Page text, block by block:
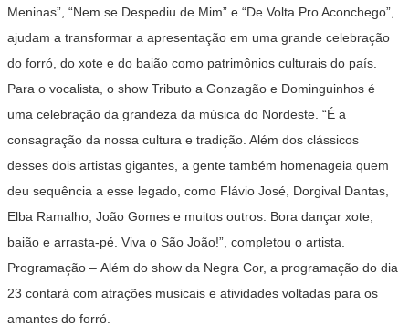
Meninas”, “Nem se Despediu de Mim” e “De Volta Pro Aconchego”,
ajudam a transformar a apresentação em uma grande celebração
do forró, do xote e do baião como patrimônios culturais do país.
Para o vocalista, o show Tributo a Gonzagão e Dominguinhos é
uma celebração da grandeza da música do Nordeste. “É a
consagração da nossa cultura e tradição. Além dos clássicos
desses dois artistas gigantes, a gente também homenageia quem
deu sequência a esse legado, como Flávio José, Dorgival Dantas,
Elba Ramalho, João Gomes e muitos outros. Bora dançar xote,
baião e arrasta-pé. Viva o São João!”, completou o artista.
Programação – Além do show da Negra Cor, a programação do dia
23 contará com atrações musicais e atividades voltadas para os
amantes do forró.